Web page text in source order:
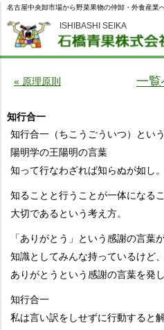
ISHIBASHI SEIKA
名古屋中央卸市場から野菜果物の仲卸・外食産業
« 原理原則 一覧
知行合一
知行合一（ちこうごういつ）とい
陽明学の王陽明の言葉
知って行なわざれば知らぬが如し。
知ることと行うことが一体になる
大切であるという考え方。
「ありがとう」という感謝の言葉
知識としてみんな持っているけど
ありがとうという感謝の言葉を発
知行合一
私は言い訳をしせずに行動すると